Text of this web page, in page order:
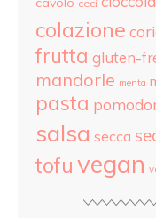
ceci
colazione
frutta gluten-
mandorle menta
pasta
salsa secca
tofu vegan